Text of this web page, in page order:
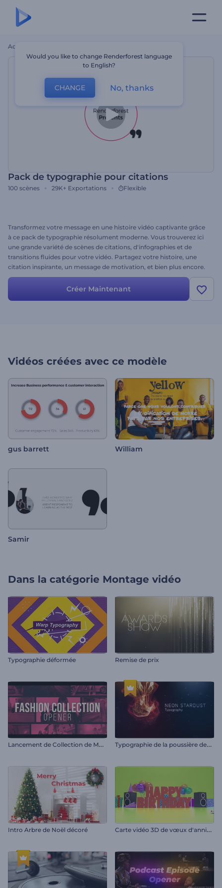
Accueil
Pack de typographie pour citations
100 scènes 29K+ Exportations Flexible
Transformez votre message en une histoire vidéo captivante grâce
à ce pack de typographie résolument moderne. Vous trouverez ici
une grande variété de scènes de citations, d'infographies et de
transitions fluides pour votre vidéo. Partagez votre histoire, une
citation inspirante, un message de motivation, et bien plus encore.
Entrez dans l'univers des possibilités illimitées !
Créer Maintenant
Vidéos créées avec ce modèle
gus barrett William
Samir
Dans la catégorie Montage vidéo
Typographie déformée Remise de prix
L
ancement de Collection de Mode T
ypographie de la poussière des étoiles de néon
Intro Arbre de Noël décoré C
arte vidéo 3D de vœux d'anniversaire
Would you like to change Renderforest language
to English?
CHANGE No, thanks